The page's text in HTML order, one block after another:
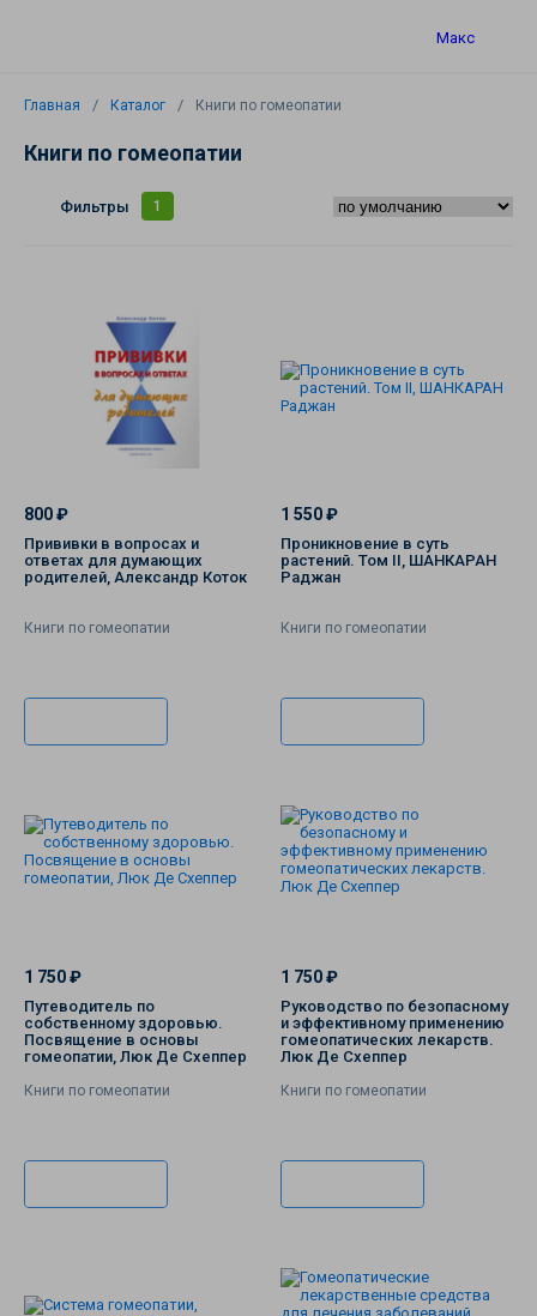
Макс
Главная Каталог Книги по гомеопатии
Книги по гомеопатии
Каталог
Фильтры 1
800 ₽
Прививки в вопросах и
ответах для думающих
родителей, Александр Коток
Книги по гомеопатии
1 550 ₽
Проникновение в суть
растений. Том II, ШАНКАРАН
Раджан
Книги по гомеопатии
1 750 ₽
Путеводитель по
собственному здоровью.
Посвящение в основы
гомеопатии, Люк Де Схеппер
Книги по гомеопатии
1 750 ₽
Руководство по безопасному
и эффективному применению
гомеопатических лекарств.
Люк Де Схеппер
Книги по гомеопатии